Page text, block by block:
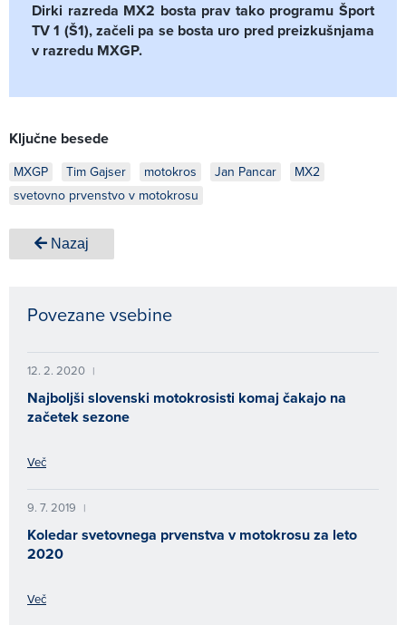
Dirki razreda MX2 bosta prav tako programu Šport
TV 1 (Š1), začeli pa se bosta uro pred preizkušnjama
v razredu MXGP.
Ključne besede
MXGP Tim Gajser motokros Jan Pancar
MX2
svetovno prvenstvo v motokrosu
Nazaj
Povezane vsebine
12. 2. 2020 |
Najboljši slovenski motokrosisti komaj čakajo na
začetek sezone
Več
9. 7. 2019 |
Koledar svetovnega prvenstva v motokrosu za leto
2020
Več